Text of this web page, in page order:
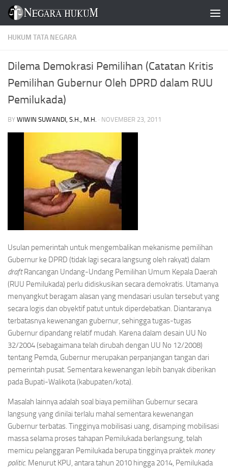
Skip to content
HUKUM TATA NEGARA
Dilema Demokrasi Pemilihan (Catatan Kritis
Pemilihan Gubernur Oleh DPRD dalam RUU
Pemilukada)
BY WIWIN SUWANDI, S.H., M.H. · NOVEMBER 23, 2011
Usulan pemerintah untuk mengembalikan mekanisme pemilihan
Gubernur ke DPRD (tidak lagi secara langsung oleh rakyat) dalam
draftRancangan Undang-Undang Pemilihan Umum Kepala Daerah
(RUU Pemilukada) perlu didiskusikan secara demokratis. Utamanya
menyangkut beragam alasan yang mendasari usulan tersebut yang
secara logis dan obyektif patut untuk diperdebatkan. Diantaranya
terbatasnya kewenangan gubernur, sehingga tugas-tugas
Gubernur dipandang relatif mudah. Karena dalam desain UU No
32/2004 (sebagaimana telah dirubah dengan UU No 12/2008)
tentang Pemda, Gubernur merupakan perpanjangan tangan dari
pemerintah pusat. Sementara kewenangan lebih banyak diberikan
pada Bupati-Walikota (kabupaten/kota).
Masalah lainnya adalah soal biaya pemilihan Gubernur secara
langsung yang dinilai terlalu mahal sementara kewenangan
Gubernur terbatas. Tingginya mobilisasi uang, disamping mobilisasi
massa selama proses tahapan Pemilukada berlangsung, telah
memicu pelanggaran Pemilukada berupa tingginya praktek money
politic. Menurut KPU, antara tahun 2010 hingga 2014, Pemilukada